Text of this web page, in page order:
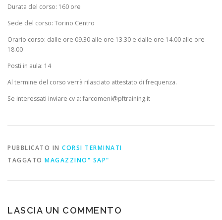
Durata del corso: 160 ore
Sede del corso: Torino Centro
Orario corso: dalle ore 09.30 alle ore 13.30 e dalle ore 14.00 alle ore
18.00
Posti in aula: 14
Al termine del corso verrà rilasciato attestato di frequenza.
Se interessati inviare cv a: farcomeni@pftraining.it
PUBBLICATO IN CORSI TERMINATI
TAGGATO MAGAZZINO" SAP"
LASCIA UN COMMENTO